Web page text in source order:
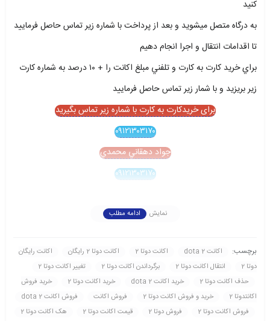
کنيد
به درگاه متصل ميشويد و بعد از پرداخت با شماره زير تماس حاصل فرماييد
تا اقدامات انتقال و اجرا انجام دهيم
براي خريد کارت به کارت و تلفني مبلغ اکانت را + ۱۰ درصد به شماره کارت
زير بريزيد و با شمار زير تماس حاصل فرماييد
برای خریدکارت به کارت با شماره زیر تماس بگیرید
۰۹۱۲۱۳۰۳۱۷۰
جواد دهقاني محمدي
۰۹۱۲۱۳۰۳۱۷۰
نمایش ادامه مطلب
برچسب: اکانت dota 2 اکانت دوتا 2 اکانت دوتا 2 رايگان
اکانت رايگان
دوتا 2
انتقال اکانت دوتا 2 برگرداندن اکانت دوتا 2
تغيير اکانت دوتا 2
حذف اکانت دوتا 2
خريد اکانت dota 2 خريد اکانت دوتا 2
خريد فروش
اکانتدوتا 2
خريد و فروش اکانت دوتا 2 فروش اکانت
فروش اکانت dota 2
فروش اکانت دوتا 2
فروش دوتا 2 قيمت اکانت دوتا 2
هک اکانت دوتا 2